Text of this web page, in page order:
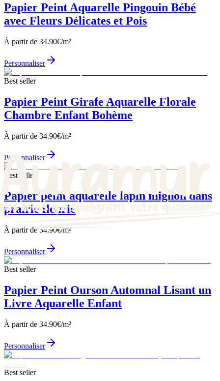
Papier Peint Aquarelle Pingouin Bébé
avec Fleurs Délicates et Pois
À partir de 34.90€/m²
Personnaliser
Best seller
Papier Peint Girafe Aquarelle Florale
Chambre Enfant Bohème
À partir de 34.90€/m²
Personnaliser
Best seller
Papier peint aquarelle lapin mignon dans
prairie fleurie
À partir de 34.90€/m²
Personnaliser
Best seller
Papier Peint Ourson Automnal Lisant un
Livre Aquarelle Enfant
À partir de 34.90€/m²
Personnaliser
Best seller